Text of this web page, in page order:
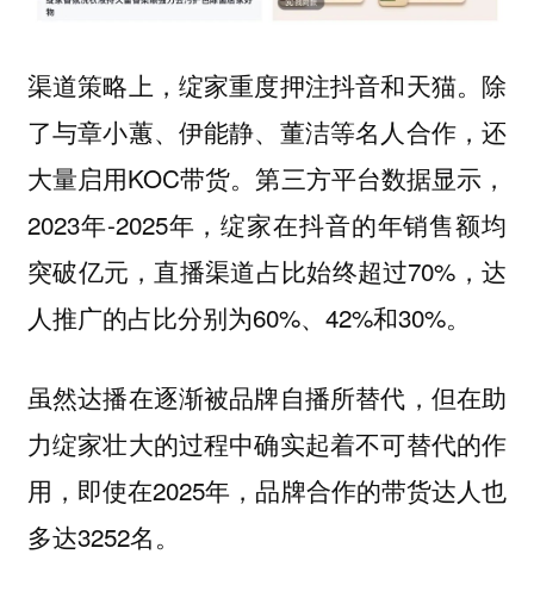
渠道策略上，绽家重度押注抖音和天猫。除
了与章小蕙、伊能静、董洁等名人合作，还
大量启用KOC带货。第三方平台数据显示，
2023年-2025年，绽家在抖音的年销售额均
突破亿元，直播渠道占比始终超过70%，达
人推广的占比分别为60%、42%和30%。
虽然达播在逐渐被品牌自播所替代，但在助
力绽家壮大的过程中确实起着不可替代的作
用，即使在2025年，品牌合作的带货达人也
多达3252名。